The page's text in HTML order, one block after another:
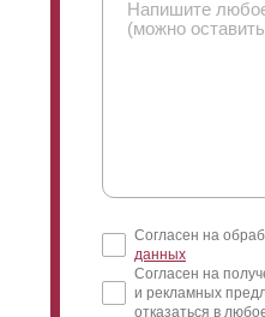
Согласен на
данных
Согласен на
и рекламных
отказаться в